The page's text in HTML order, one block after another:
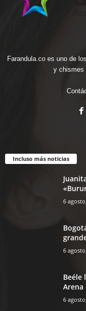
Farandula.co es uno de
y chismes
Incluso más noticias
6
6
Beéle
Arena
6